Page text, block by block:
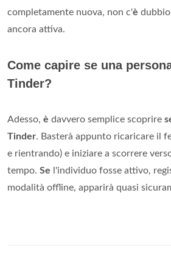
completamente nuova, non c'è dubbio
ancora attiva.
Come capire se una
Tinder?
Adesso, è davvero semplice scoprire
Tinder. Basterà appunto ricaricare il
e rientrando) e iniziare a scorrere
tempo. Se l'individuo fosse attivo,
modalità offline, apparirà quasi